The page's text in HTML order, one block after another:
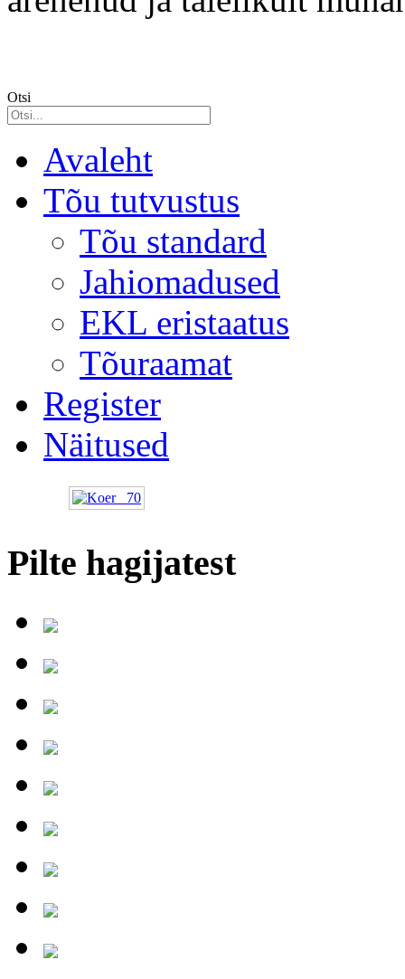
Otsi
Avaleht
Tõu tutvustus
Tõu standard
Jahiomadused
EKL eristaatus
Tõuraamat
Register
Näitused
Pilte hagijatest